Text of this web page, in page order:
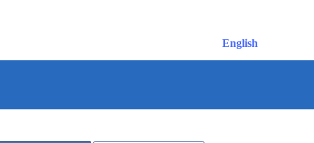
English